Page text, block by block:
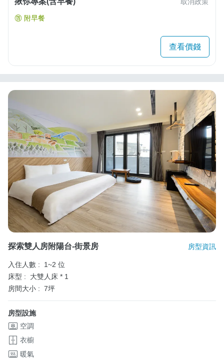
附早餐
查看價錢
探索雙人房附陽台-街景房 房型資訊
入住人數 :
1~2 位
床型 :
大雙人床 * 1
房間大小 : 7坪
房型設施
空調
衣櫥
暖氣